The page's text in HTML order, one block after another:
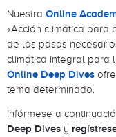
Nuestra Online
«Acción climática para
de los pasos
climática integral para
Online Deep Dives
tema determinado.
Infórmese a
Deep Dives y